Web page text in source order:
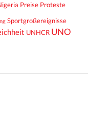
Preise Proteste
Sportgroßereignisse
UNHCR UNO